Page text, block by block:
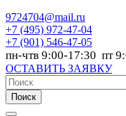
9724704@mail.ru
+7 (495) 972-47-04
+7 (901) 546-47-05
пн-чтв 9:00-17:30 пт
ОСТАВИТЬ ЗАЯВКУ
Поиск